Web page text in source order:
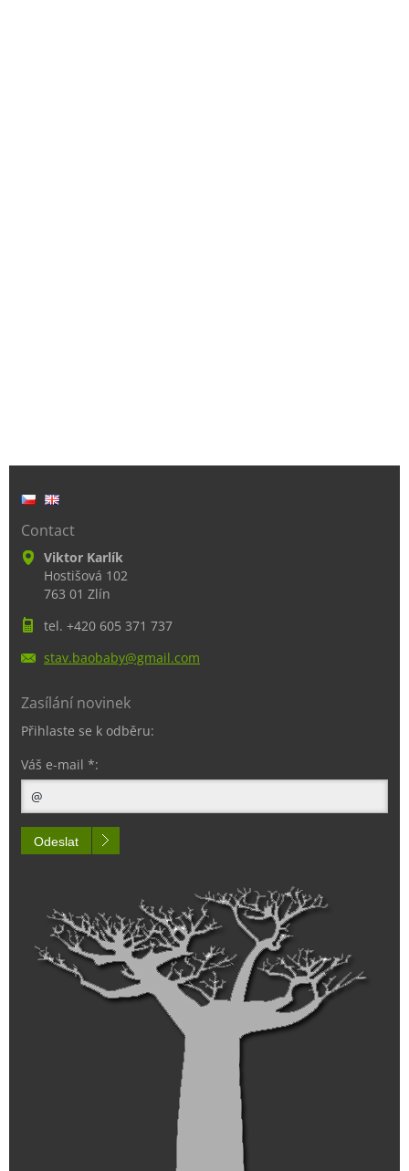
Contact
Viktor Karlík
Hostišová 102
763 01 Zlín
tel. +420 605 371 737
stav.baobaby@gmail.com
Zasílání novinek
Přihlaste se k odběru:
Váš e-mail *:
Odeslat